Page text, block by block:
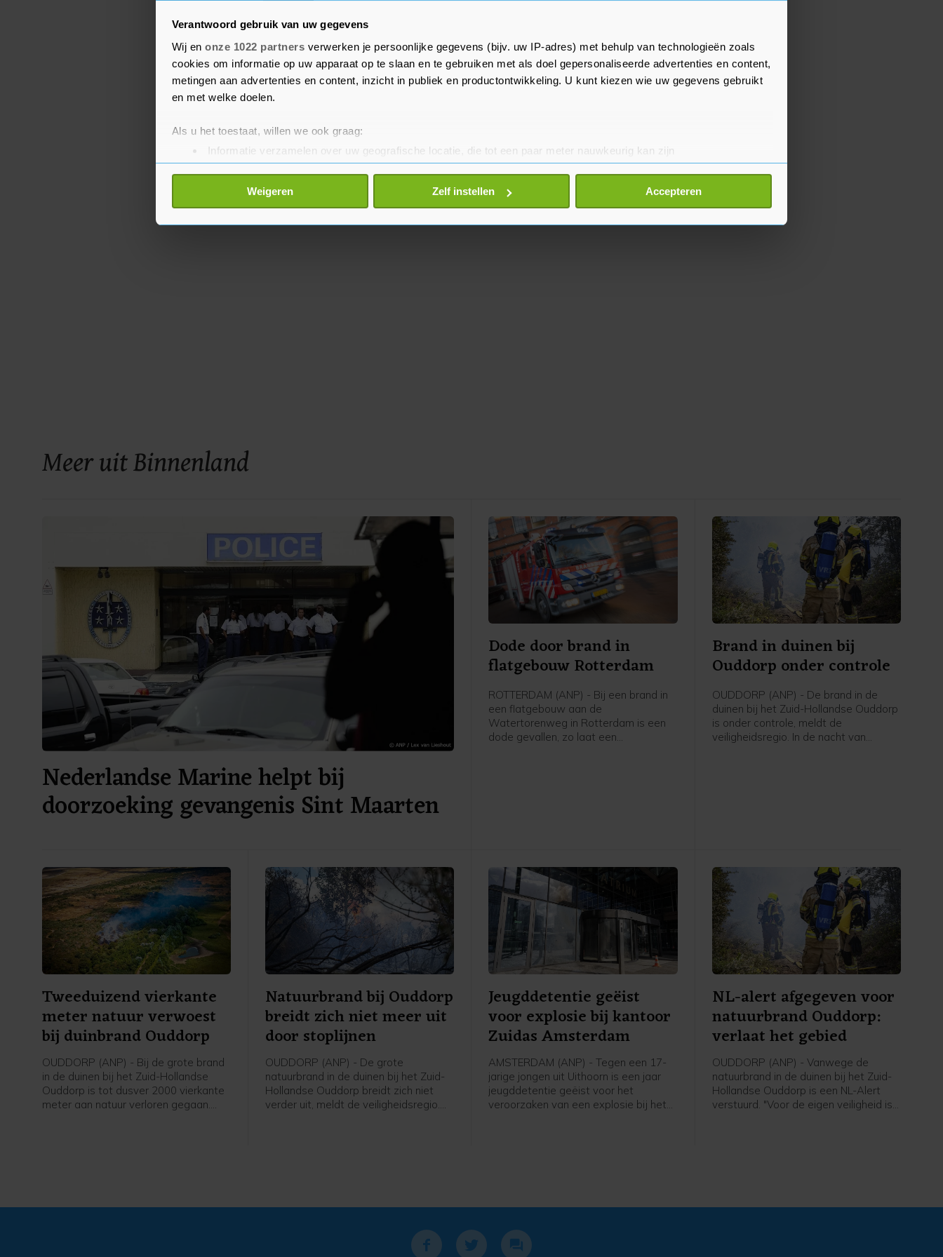
Verantwoord gebruik van uw gegevens
Wij en onze 1022 partners verwerken je persoonlijke gegevens (bijv. uw IP-adres) met behulp van technologieën zoals
cookies om informatie op uw apparaat op te slaan en te gebruiken met als doel gepersonaliseerde advertenties en content,
metingen aan advertenties en content, inzicht in publiek en productontwikkeling. U kunt kiezen wie uw gegevens gebruikt
en met welke doelen.
Als u het toestaat, willen we ook graag:
Informatie verzamelen over uw geografische locatie, die tot een paar meter nauwkeurig kan zijn
Uw apparaat identificeren door het actief te scannen op specifieke eigenschappen (fingerprinting)
Lees meer over hoe uw persoonlijke gegevens worden verwerkt en stel uw voorkeuren in het
detailgedeelte
toestemming op elk moment wijzigen of intrekken in de Cookieverklaring.
Weigeren Zelf instellen Accepteren
In de loop van de week wordt het weer steeds zachter. Op
donderdag kan het wel 15 graden worden en tijdens
nieuwjaarsnacht is de temperatuur naar verwachting 10
graden.
Meer uit Binnenland
Nederlandse Marine helpt bij
doorzoeking gevangenis Sint Maarten
Dode door brand in
flatgebouw Rotterdam
ROTTERDAM (ANP) - Bij een brand in
een flatgebouw aan de
Watertorenweg in Rotterdam is een
dode gevallen, zo laat een
Brand in duinen bij
Ouddorp onder controle
OUDDORP (ANP) - De brand in de
duinen bij het Zuid-Hollandse Ouddorp
is onder controle, meldt de
veiligheidsregio. In de nacht van
Tweeduizend vierkante
meter natuur verwoest
bij duinbrand Ouddorp
OUDDORP (ANP) - Bij de grote brand
in de duinen bij het Zuid-Hollandse
Ouddorp is tot dusver 2000 vierkante
meter aan natuur verloren gegaan.
Natuurbrand bij Ouddorp
breidt zich niet meer uit
door stoplijnen
OUDDORP (ANP) - De grote
natuurbrand in de duinen bij het Zuid-
Hollandse Ouddorp breidt zich niet
verder uit, meldt de veiligheidsregio.
Jeugddetentie geëist
voor explosie bij kantoor
Zuidas Amsterdam
AMSTERDAM (ANP) - Tegen een 17-
jarige jongen uit Uithoorn is een jaar
jeugddetentie geëist voor het
veroorzaken van een explosie bij het
NL-alert afgegeven voor
natuurbrand Ouddorp:
verlaat het gebied
OUDDORP (ANP) - Vanwege de
natuurbrand in de duinen bij het Zuid-
Hollandse Ouddorp is een NL-Alert
verstuurd. "Voor de eigen veiligheid is